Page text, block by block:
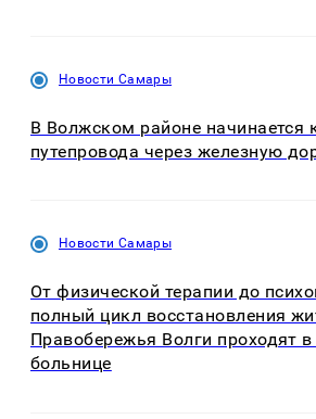
Новости Самары
В Волжском районе начинается
путепровода через железную
Новости Самары
От физической терапии до
полный цикл восстановления
Правобережья Волги проходят
больнице